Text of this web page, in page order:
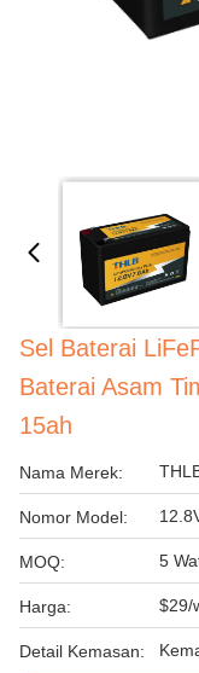
Sel Baterai
Baterai Asam
15ah
Nama Merek:
Nomor Model:
MOQ: 5
Harga: $29/
Detail Kemasan: